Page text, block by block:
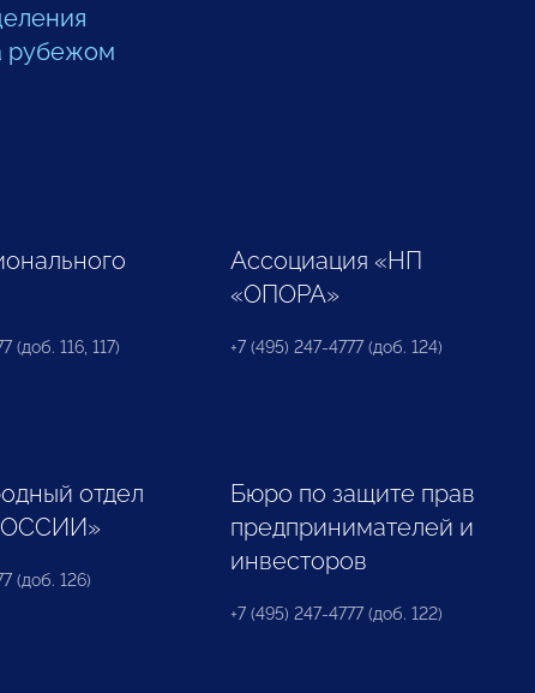
рубежом
(доб. 116, 117)
Ассоциация «НП
«ОПОРА»
+7 (495) 247-4777 (доб. 124)
отдел
(доб. 126)
Бюро по защите прав
предпринимателей и
инвесторов
+7 (495) 247-4777 (доб. 122)